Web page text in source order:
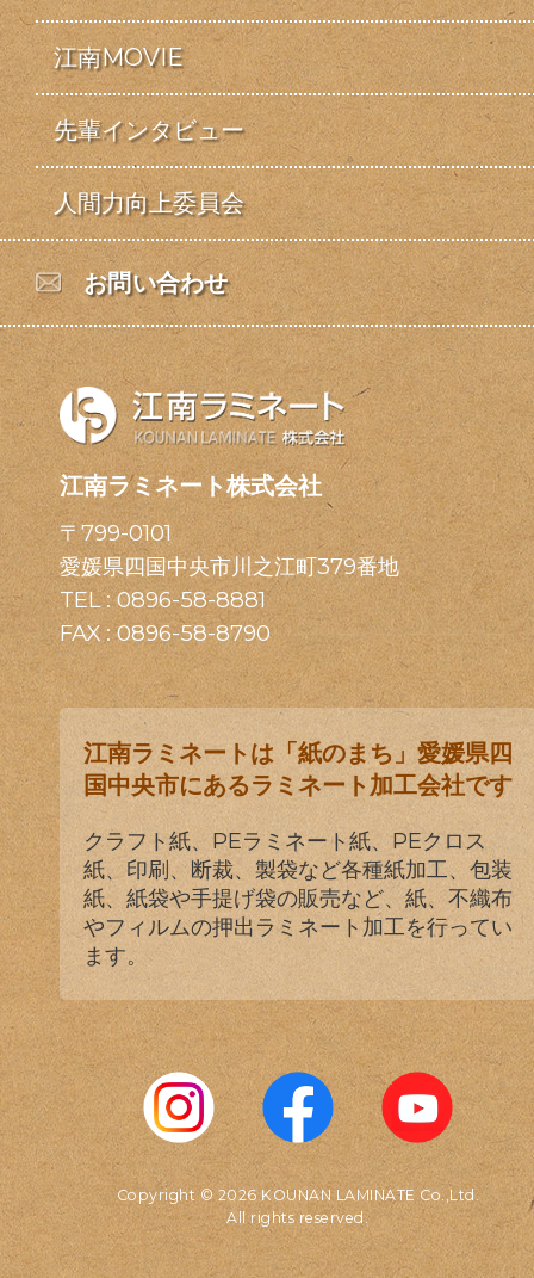
江南MOVIE
先輩インタビュー
人間力向上委員会
お問い合わせ
江南ラミネート株式会社
〒799-0101
愛媛県四国中央市川之江町379番地
TEL :0896-58-8881
FAX : 0896-58-8790
江南ラミネートは「紙のまち」愛媛県四
国中央市にあるラミネート加工会社です
クラフト紙、PEラミネート紙、PEクロス
紙、印刷、断裁、製袋など各種紙加工、包装
紙、紙袋や手提げ袋の販売など、紙、不織布
やフィルムの押出ラミネート加工を行ってい
ます。
Copyright © 2026 KOUNAN LAMINATE Co.,Ltd.
All rights reserved.